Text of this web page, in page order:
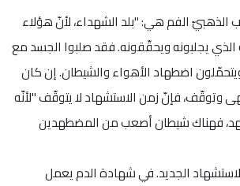
الذهبيّ الفم هي: "بلد الشهداء، لأنّ هؤلاء
يجلبونه ويحقّقونه. فقد صلبوا الجسد مع
اضطهاد الأهواء والشيطان. إن كان
وتوقّف، فإنّ زمن الاستشهاد لا يتوقّف "لأنّه
فهناك شيطان أصعب من المضطهدين
الجديد. في شهادة الدم يعمل